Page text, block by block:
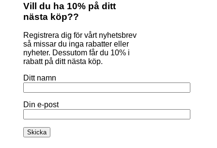
Vill du ha 10% på ditt
nästa köp??
Registrera dig för vårt nyhetsbrev
så missar du inga rabatter eller
nyheter. Dessutom får du 10% i
rabatt på ditt nästa köp.
Ditt namn
Din e-post